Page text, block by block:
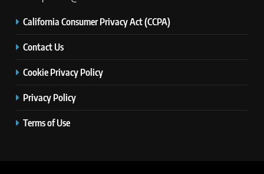
California Consumer Privacy Act (CCPA)
Contact Us
Cookie Privacy Policy
Privacy Policy
Terms of Use